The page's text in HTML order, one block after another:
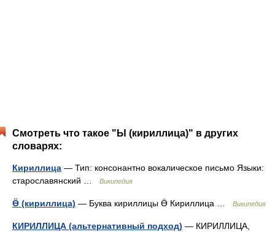
Смотреть что такое "Ы (кириллица)" в других
словарях:
Кириллица — Тип: консонантно вокалическое письмо Языки:
старославянский …
Википедия
Ӫ (кириллица) — Буква кириллицы Ӫ Кириллица … Википедия
КИРИЛЛИЦА (альтернативный подход) — КИРИЛЛИЦА,